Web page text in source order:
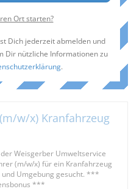
Ort starten?
Dich jederzeit abmelden und
Dir nützliche Informationen zu
.
w/x) Kranfahrzeug
Weisgerber Umweltservice
(m/w/x) für ein Kranfahrzeug
und Umgebung gesucht. ***
***